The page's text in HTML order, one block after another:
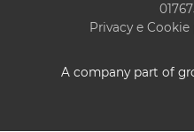
Privacy e
A company part of